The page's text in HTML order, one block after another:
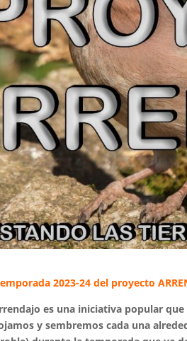
2023-24 del proyecto
es una iniciativa popular
y sembremos cada una